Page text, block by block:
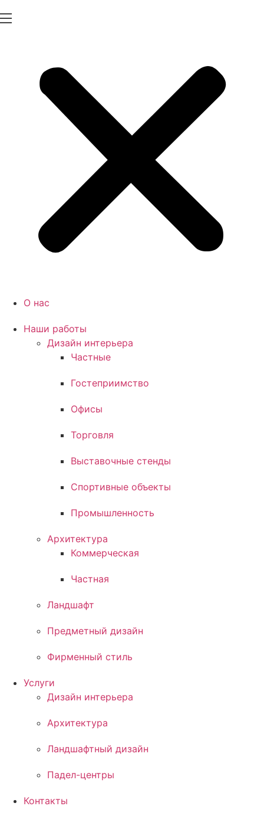
О нас
Наши работы
Дизайн интерьера
Частные
Гостеприимство
Офисы
Торговля
Выставочные стенды
Спортивные объекты
Промышленность
Архитектура
Коммерческая
Частная
Ландшафт
Предметный дизайн
Фирменный стиль
Услуги
Дизайн интерьера
Архитектура
Ландшафтный дизайн
Падел-центры
Контакты